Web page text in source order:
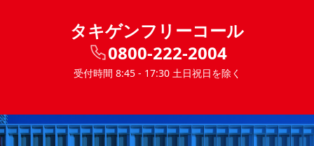
タキゲンフリーコール
0800-222-2004
受付時間 8:45 - 17:30 土日祝日を除く